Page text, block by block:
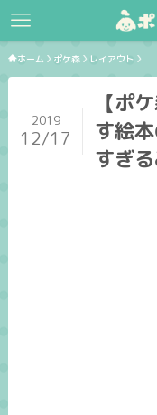
ホーム ポケ森 レイアウト
【ポ
す絵
すぎ
2019
12/17